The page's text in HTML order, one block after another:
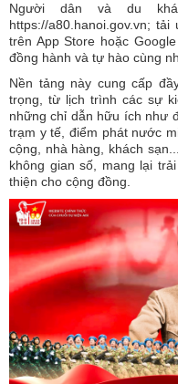
Người dân và du
https://a80.hanoi.gov.vn; tải
trên App Store hoặc
đồng hành và tự hào cùng
Nền tảng này cung cấp
trọng, từ lịch trình các sự
những chỉ dẫn hữu ích như
trạm y tế, điểm phát nước
cộng, nhà hàng, khách
không gian số, mang lại
thiện cho cộng đồng.